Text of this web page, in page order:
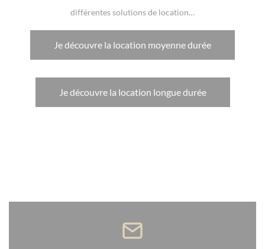
différentes solutions de location…
Je découvre la location moyenne durée
Je découvre la location longue durée